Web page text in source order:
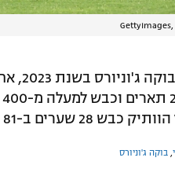
ב-81 משחקים.
בוקה ג'וניורס